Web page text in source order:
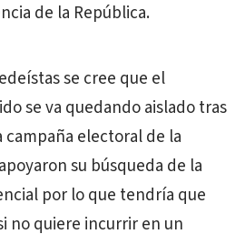
de la República.
se cree que el
se va quedando aislado tras
campaña electoral de la
su búsqueda de la
por lo que tendría que
no quiere incurrir en un